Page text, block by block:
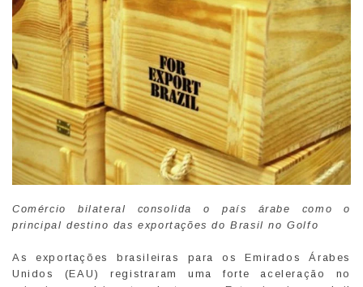
Comércio bilateral consolida o país árabe como o
principal destino das exportações do Brasil no Golfo
As exportações brasileiras para os Emirados Árabes
Unidos (EAU) registraram uma forte aceleração no